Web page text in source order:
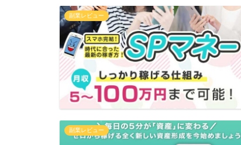
副業レビュー
副業レビュー